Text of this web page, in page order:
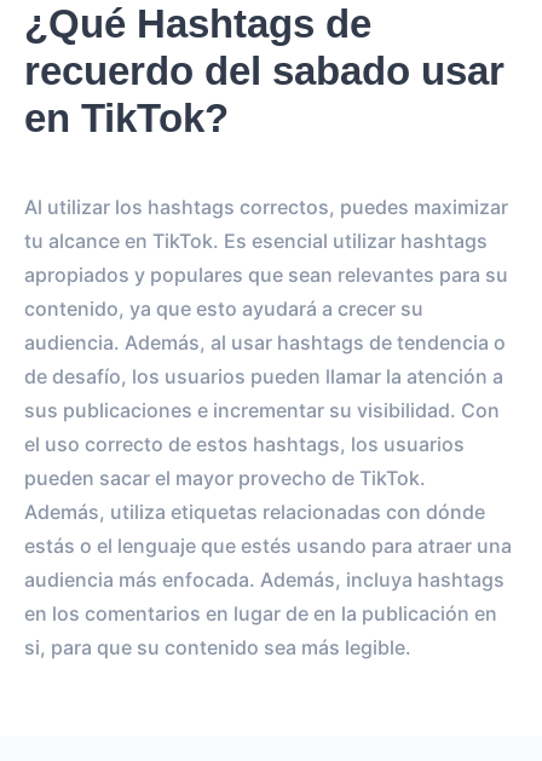
¿Qué Hashtags de
recuerdo del sabado usar
en TikTok?
Al utilizar los hashtags correctos, puedes maximizar
tu alcance en TikTok. Es esencial utilizar hashtags
apropiados y populares que sean relevantes para su
contenido, ya que esto ayudará a crecer su
audiencia. Además, al usar hashtags de tendencia o
de desafío, los usuarios pueden llamar la atención a
sus publicaciones e incrementar su visibilidad. Con
el uso correcto de estos hashtags, los usuarios
pueden sacar el mayor provecho de TikTok.
Además, utiliza etiquetas relacionadas con dónde
estás o el lenguaje que estés usando para atraer una
audiencia más enfocada. Además, incluya hashtags
en los comentarios en lugar de en la publicación en
si, para que su contenido sea más legible.